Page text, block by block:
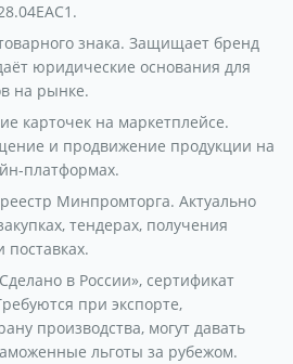
знака. Защищает бренд
юридические основания для
на рынке.
карточек на маркетплейсе.
и продвижение продукции на
платформах.
Минпромторга. Актуально
тендерах, получения
в России», сертификат
при экспорте,
производства, могут давать
льготы за рубежом.